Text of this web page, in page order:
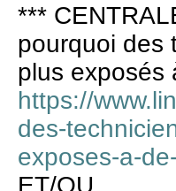
***
pourquoi des
plus exposés
https://
des-
exposes-a-
ET/OU